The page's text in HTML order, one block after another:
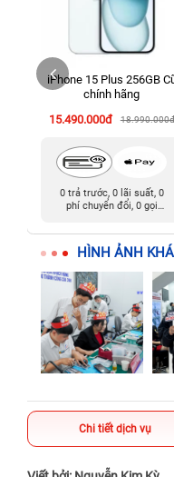
70 Nguyễn An Ninh, Dĩ
24h Vũng Tàu: 162A
Tàu cũ)
198 Hoàng Văn Thụ,
iPhone 15 Plus 256GB
chính hãng
15.490.000đ
18.990.000đ
0 trả trước, 0 lãi suất, 0
phí chuyển đổi, 0 gọi
HÌNH ẢNH
Chi tiết dịch vụ